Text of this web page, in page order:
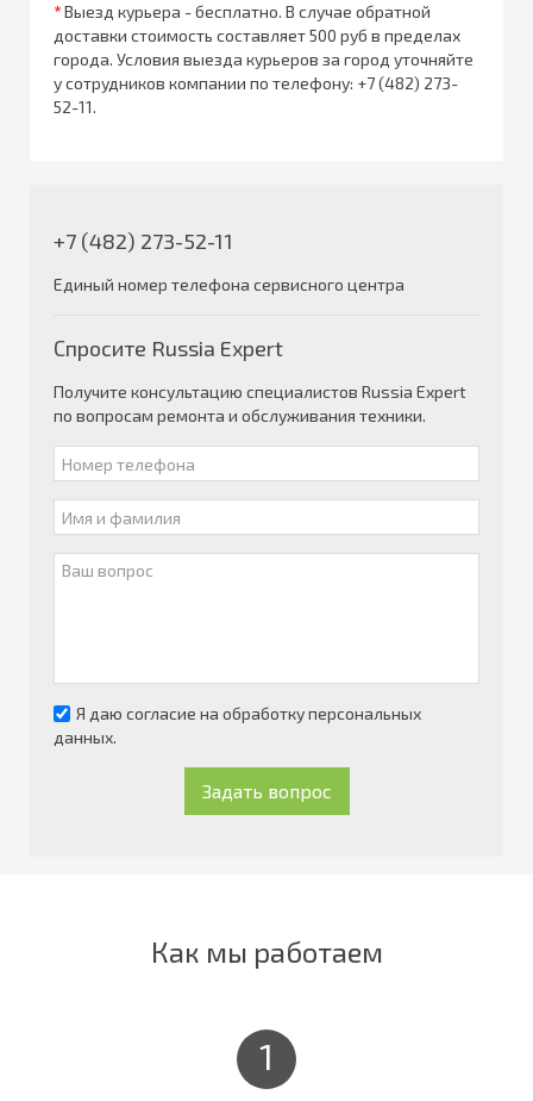
*Выезд курьера - бесплатно. В случае обратной
доставки стоимость составляет 500 руб в пределах
города. Условия выезда курьеров за город уточняйте
у сотрудников компании по телефону: +7 (482) 273-
52-11.
+7 (482) 273-52-11
Единый номер телефона сервисного центра
Спросите Russia Expert
Получите консультацию специалистов Russia Expert
по вопросам ремонта и обслуживания техники.
Я даю согласие на обработку персональных
данных.
Задать вопрос
Как мы работаем
1